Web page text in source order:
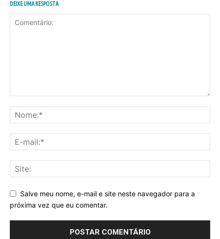
DEIXE UMA RESPOSTA
Salve meu nome, e-mail e site neste navegador para a
próxima vez que eu comentar.